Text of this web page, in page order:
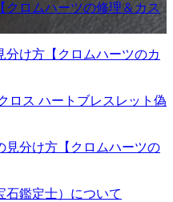
クロムハーツの修理＆カス
け方【クロムハーツのカ
ロス ハートブレスレット偽
見分け方【クロムハーツの
石鑑定士）について